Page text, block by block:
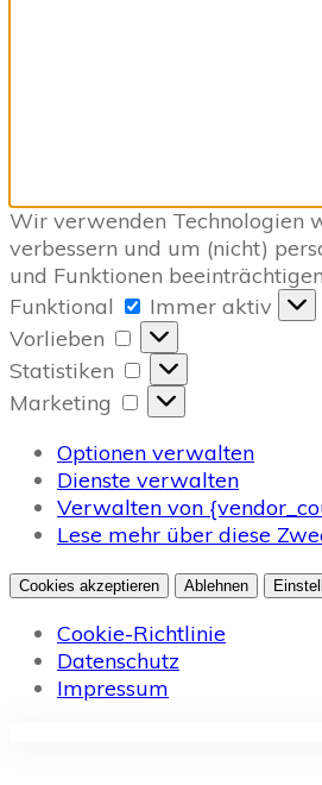
Wir verwenden Technologien
verbessern und um (nicht)
und Funktionen
Funktional
Funktional
Immer aktiv
Vorlieben
Vorlieben
Statistiken
Statistiken
Marketing
Marketing
Optionen verwalten
Dienste verwalten
Verwalten von
Lese mehr über diese
Cookies akzeptieren Ablehnen
Cookie-Richtlinie
Datenschutz
Impressum